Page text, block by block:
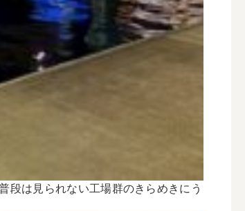
段は見られない工場群のきらめきにう